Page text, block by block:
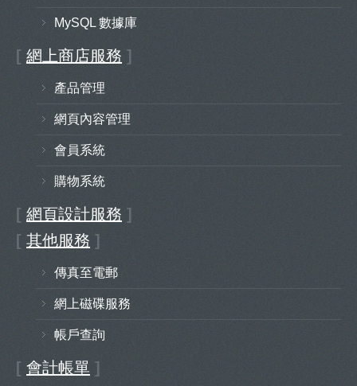
MySQL 數據庫
[ 網上商店服務 ]
產品管理
網頁內容管理
會員系統
購物系統
[ 網頁設計服務 ]
[ 其他服務 ]
傳真至電郵
網上磁碟服務
帳戶查詢
[ 會計帳單 ]